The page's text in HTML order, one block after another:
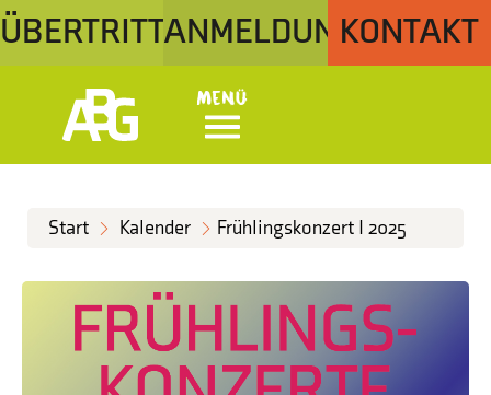
ÜBERTRITTANMELDUNGKONTAKT
Menü
Start Kalender Frühlingskonzert I 2025